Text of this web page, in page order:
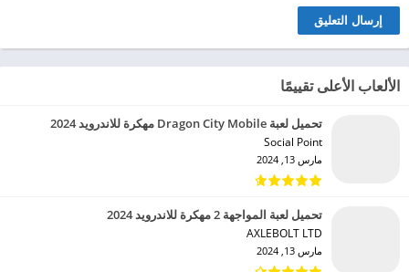
الألعاب الأعلى تقييمًا
تحميل لعبة Dragon City Mobile مهكرة للاندرويد 2024
Social Point‏
مارس 13, 2024
تحميل لعبة المواجهة 2 مهكرة للاندرويد 2024
AXLEBOLT LTD‏
مارس 13, 2024